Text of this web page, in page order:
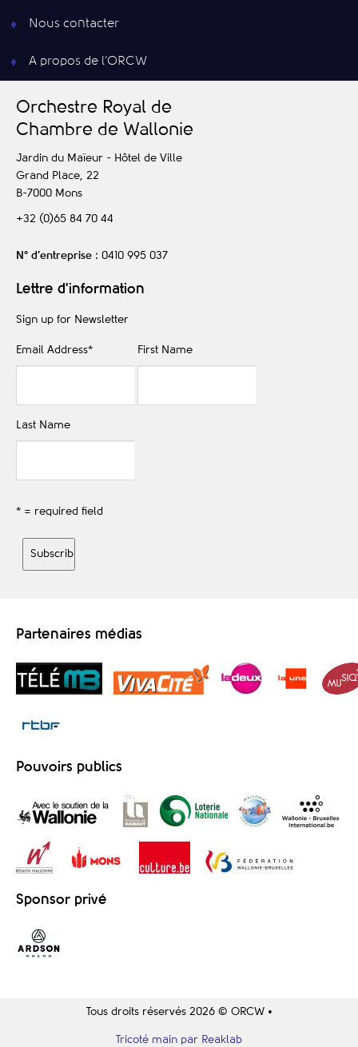
Nous contacter
A propos de l’ORCW
Orchestre Royal de
Chambre de Wallonie
Jardin du Maïeur - Hôtel de Ville
Grand Place, 22
B-7000 Mons
+32 (0)65 84 70 44
N° d’entreprise : 0410 995 037
Lettre d'information
Sign up for Newsletter
Email Address* First Name
Last Name
* = required field
Partenaires médias
Pouvoirs publics
Sponsor privé
Tous droits réservés 2026 © ORCW •
Tricoté main par Reaklab